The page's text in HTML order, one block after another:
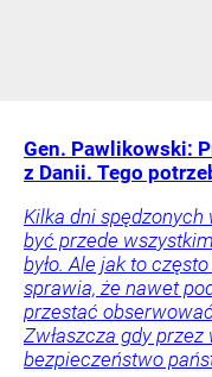
Gen. Pawlikowski:
z Danii. Tego
Kilka dni spędzonych
być przede
było. Ale jak to
sprawia, że nawet
przestać
Zwłaszcza gdy
bezpieczeństwo